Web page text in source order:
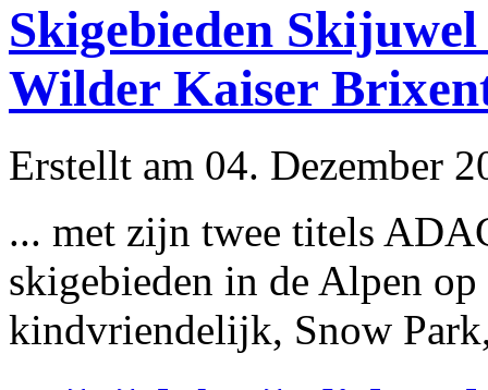
Skigebieden
Wilder Kaiser
Erstellt am 04. Dezember
... met zijn twee titels
skigebieden in de Alpen
kindvriendelijk, Snow